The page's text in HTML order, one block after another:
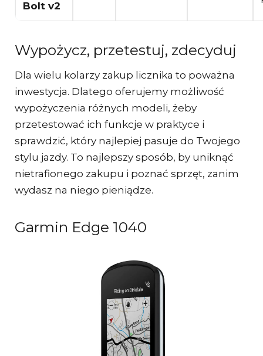
Bolt v2
Wypożycz, przetestuj, zdecyduj
Dla wielu kolarzy zakup licznika to poważna
inwestycja. Dlatego oferujemy możliwość
wypożyczenia różnych modeli, żeby
przetestować ich funkcje w praktyce i
sprawdzić, który najlepiej pasuje do Twojego
stylu jazdy. To najlepszy sposób, by uniknąć
nietrafionego zakupu i poznać sprzęt, zanim
wydasz na niego pieniądze.
Garmin Edge 1040